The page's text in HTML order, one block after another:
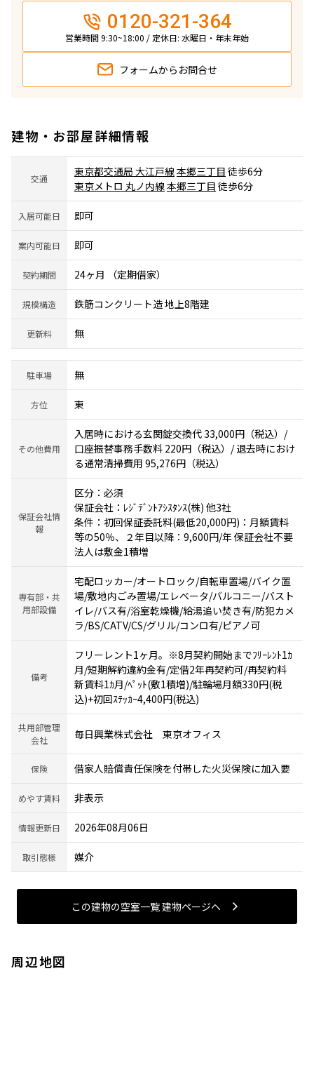
0120-321-364
営業時間 9:30~18:00 / 定休日: 水曜日・年末年始
フォームから お問合せ
建物・お部屋詳細情報
交通
東京都交通局 大江戸線本郷三丁目 徒歩6分
東京メトロ 丸ノ内線本郷三丁目 徒歩6分
入居可能日 即可
案内可能日 即可
契約期間 24ヶ月 （定期借家）
規模構造 鉄筋コンクリート造 地上8階建
更新料 無
駐車場 無
方位 東
その他費用
入居時における玄関錠交換代 33,000円（税込）/
口座振替事務手数料 220円（税込）/ 退去時におけ
る通常清掃費用 95,276円（税込）
保証会社情
報
区分：必須
保証会社：ﾚｼﾞﾃﾞﾝﾄｱｼｽﾀﾝｽ(株) 他3社
条件：初回保証委託料(最低20,000円)：月額賃料
等の50％、２年目以降：9,600円/年 保証会社不要
法人は敷金1積増
専有部・共
用部設備
宅配ロッカー/オートロック/自転車置場/バイク置
場/敷地内ごみ置場/エレベータ/バルコニー/バスト
イレ/バス有/浴室乾燥機/給湯追い焚き有/防犯カメ
ラ/BS/CATV/CS/グリル/コンロ有/ピアノ可
備考
フリーレント1ヶ月。※8月契約開始までﾌﾘｰﾚﾝﾄ1ｶ
月/短期解約違約金有/定借2年再契約可/再契約料
新賃料1ｶ月/ﾍﾟｯﾄ(敷1積増)/駐輪場月額330円(税
込)+初回ｽﾃｯｶｰ4,400円(税込)
共用部管理
会社
毎日興業株式会社 東京オフィス
保険 借家人賠償責任保険を付帯した火災保険に加入要
めやす賃料 非表示
情報更新日 2026年08月06日
取引態様 媒介
この建物の空室一覧 建物ページヘ
周辺地図